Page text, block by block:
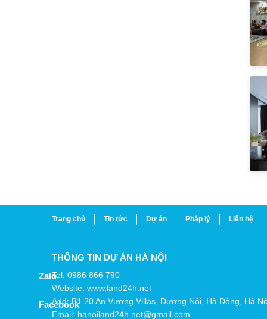
Trang chủ Tin tức Dự án Pháp lý Liên hệ
THÔNG TIN DỰ ÁN HÀ NỘI
Tel: 0986 866 790
Website: www.land24h.net
Add: B1.20 An Vượng Villas, Dương Nội, Hà Đông, Hà
Email: hanoiland24h.net@gmail.com
Zalo
Facebook